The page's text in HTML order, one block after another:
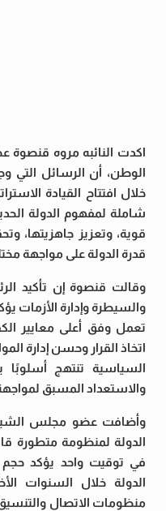
اكدت النائبه مروه
الوطن، أن الرسائل التي
خلال افتتاح القيادة
شاملة لمفهوم الدولة
قوية، وتعزيز جاهزيتها،
قدرة الدولة على مواجهة
وقالت قنصوة إن تأكيد
والسيطرة وإدارة الأزمات
تعمل وفق أعلى معايير
اتخاذ القرار وحسن إدارة
السياسية تنتهج أسلوبًا
والاستعداد المسبق
وأضافت عضو مجلس
الدولة لمنظومة متطورة
في توقيت واحد يؤكد
الدولة خلال السنوات
منظومات الاتصال والتنسيق